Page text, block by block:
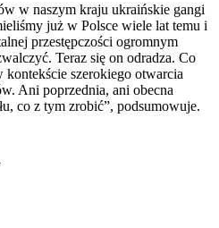
w naszym kraju ukraińskie gangi
już w Polsce wiele lat temu i
przestępczości ogromnym
Teraz się on odradza. Co
kontekście szerokiego otwarcia
Ani poprzednia, ani obecna
co z tym zrobić”, podsumowuje.